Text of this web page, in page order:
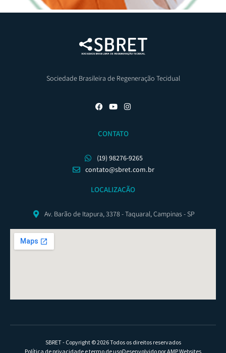
Sociedade Brasileira de Regeneração Tecidual
CONTATO
(19) 98276-9265
contato@sbret.com.br
LOCALIZAÇÃO
Av. Barão de Itapura, 3378 - Taquaral, Campinas - SP
SBRET - Copyright © 2026 Todos os direitos reservados
Política de privacidade e termo de usoDesenvolvido por AMP Websites